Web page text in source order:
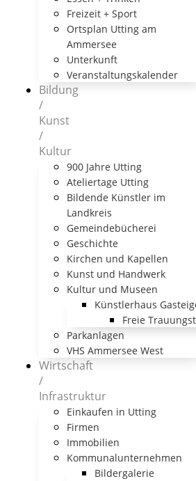
Freizeit + Sport
Ortsplan Utting am
Ammersee
Unterkunft
Veranstaltungskalender
Bildung
/
Kunst
/
Kultur
900 Jahre Utting
Ateliertage Utting
Bildende Künstler im
Landkreis
Gemeindebücherei
Geschichte
Kirchen und Kapellen
Kunst und Handwerk
Kultur und Museen
Künstlerhaus
Freie
Parkanlagen
VHS Ammersee West
Wirtschaft
/
Infrastruktur
Einkaufen in Utting
Firmen
Immobilien
Kommunalunternehmen
Bildergalerie